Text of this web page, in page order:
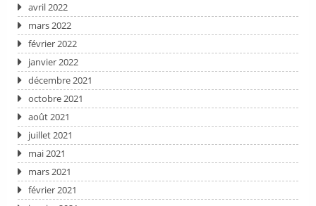
avril 2022
mars 2022
février 2022
janvier 2022
décembre 2021
octobre 2021
août 2021
juillet 2021
mai 2021
mars 2021
février 2021